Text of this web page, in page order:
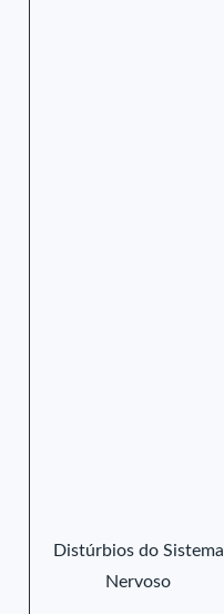
Distúrbios do Sistema
Nervoso